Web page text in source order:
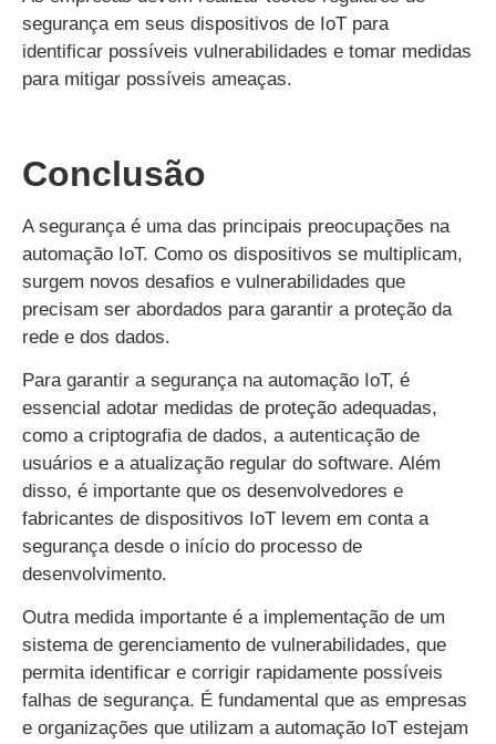
segurança em seus dispositivos de IoT para
identificar possíveis vulnerabilidades e tomar medidas
para mitigar possíveis ameaças.
Conclusão
A segurança é uma das principais preocupações na
automação IoT. Como os dispositivos se multiplicam,
surgem novos desafios e vulnerabilidades que
precisam ser abordados para garantir a proteção da
rede e dos dados.
Para garantir a segurança na automação IoT, é
essencial adotar medidas de proteção adequadas,
como a criptografia de dados, a autenticação de
usuários e a atualização regular do software. Além
disso, é importante que os desenvolvedores e
fabricantes de dispositivos IoT levem em conta a
segurança desde o início do processo de
desenvolvimento.
Outra medida importante é a implementação de um
sistema de gerenciamento de vulnerabilidades, que
permita identificar e corrigir rapidamente possíveis
falhas de segurança. É fundamental que as empresas
e organizações que utilizam a automação IoT estejam